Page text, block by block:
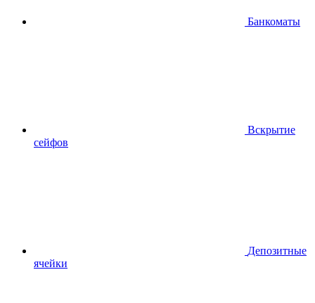
Банкоматы
Вскрытие
сейфов
Депозитные
ячейки